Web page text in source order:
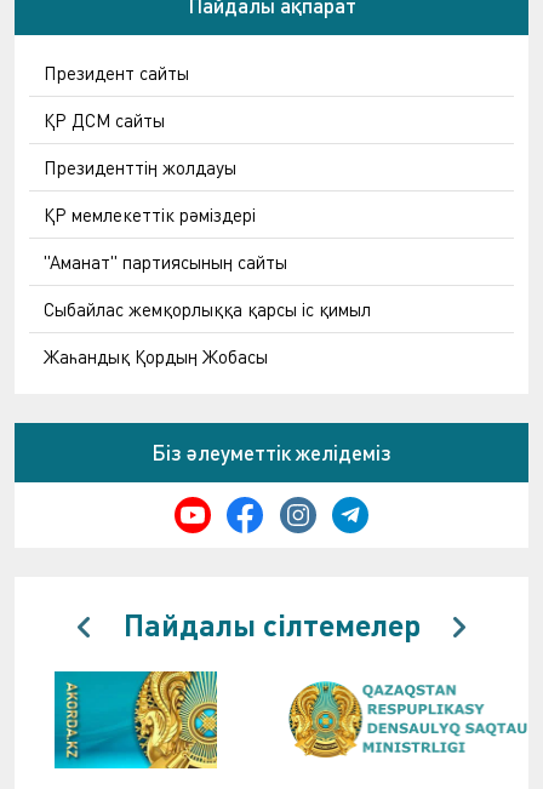
Президент сайты
ҚР ДСМ сайты
Президенттің жолдауы
ҚР мемлекеттік рәміздері
"Аманат" партиясының сайты
Сыбайлас жемқорлыққа қарсы іс қимыл
Жаһандық Қордың Жобасы
Біз әлеуметтік желідеміз
Пайдалы сілтемелер